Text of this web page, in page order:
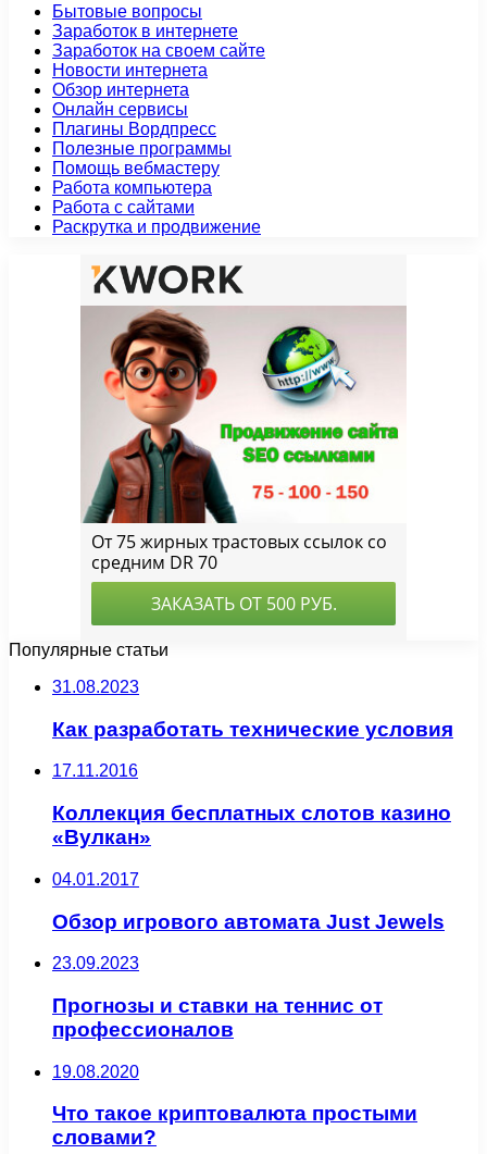
Бытовые вопросы
Заработок в интернете
Заработок на своем сайте
Новости интернета
Обзор интернета
Онлайн сервисы
Плагины Вордпресс
Полезные программы
Помощь вебмастеру
Работа компьютера
Работа с сайтами
Раскрутка и продвижение
Популярные статьи
31.08.2023
Как разработать технические условия
17.11.2016
Коллекция бесплатных слотов казино
«Вулкан»
04.01.2017
Обзор игрового автомата Just Jewels
23.09.2023
Прогнозы и ставки на теннис от
профессионалов
19.08.2020
Что такое криптовалюта простыми
словами?